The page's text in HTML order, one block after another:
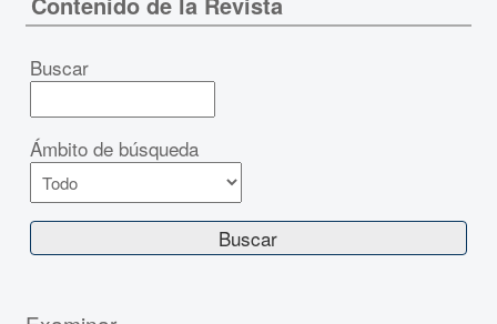
Buscar
Ámbito de búsqueda